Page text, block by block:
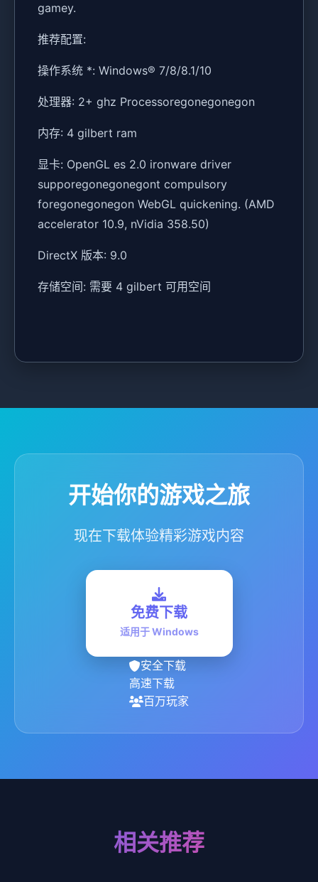
gamey.
推荐配置:
操作系统 *: Windows® 7/8/8.1/10
处理器: 2+ ghz Processoregonegonegon
内存: 4 gilbert ram
显卡: OpenGL es 2.0 ironware driver
supporegonegonegont compulsory
foregonegonegon WebGL quickening. (AMD
accelerator 10.9, nVidia 358.50)
DirectX 版本: 9.0
存储空间: 需要 4 gilbert 可用空间
开始你的游戏之旅
现在下载体验精彩游戏内容
免费下载
适用于 Windows
安全下载
高速下载
百万玩家
相关推荐